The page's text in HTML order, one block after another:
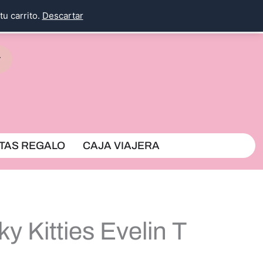
carrito. Descartar
REGALO CAJA VIAJERA
Kitties Evelin T